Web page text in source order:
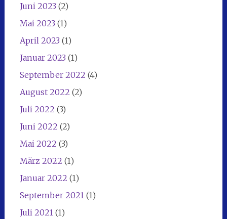
Juni 2023 (2)
Mai 2023 (1)
April 2023 (1)
Januar 2023 (1)
September 2022 (4)
August 2022 (2)
Juli 2022 (3)
Juni 2022 (2)
Mai 2022 (3)
März 2022 (1)
Januar 2022 (1)
September 2021 (1)
Juli 2021 (1)